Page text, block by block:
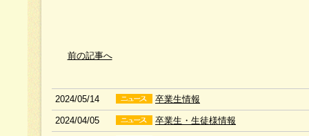
前の記事へ
2024/05/14 卒業生情報
2024/04/05 卒業生・生徒様情報